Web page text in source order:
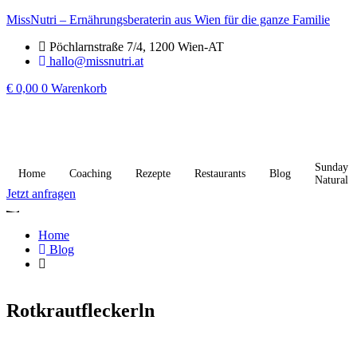
MissNutri – Ernährungsberaterin aus Wien für die ganze Familie
Pöchlarnstraße 7/4, 1200 Wien-AT
hallo@missnutri.at
€ 0,00 0 Warenkorb
Home Coaching Rezepte Restaurants Blog
Sunday
Natural
Jetzt anfragen
Home
Blog
Rotkrautfleckerln